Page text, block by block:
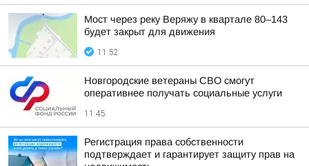
Мост через реку Веряжу в квартале 80–143
будет закрыт для движения
11:52
Новгородские ветераны СВО смогут
оперативнее получать социальные услуги
11:45
Регистрация права собственности
подтверждает и гарантирует защиту прав на